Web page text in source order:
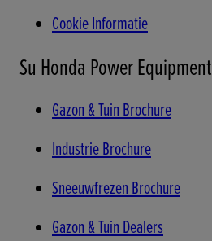
Cookie Informatie
Su Honda Power Equipment
Gazon & Tuin Brochure
Industrie Brochure
Sneeuwfrezen Brochure
Gazon & Tuin Dealers